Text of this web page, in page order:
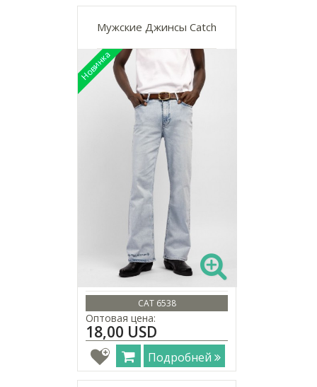
Мужские Джинсы Catch
CAT 6538
Оптовая цена:
18,00 USD
Подробней